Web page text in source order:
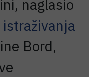
naglasio
istraživanja
Bord,